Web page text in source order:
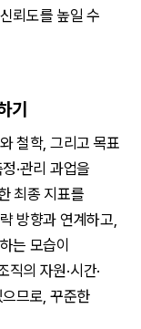
뢰도를 높일 수
기
철학, 그리고 목표
·관리 과업을
최종 지표를
방향과 연계하고,
는 모습이
의 자원·시간·
므로, 꾸준한